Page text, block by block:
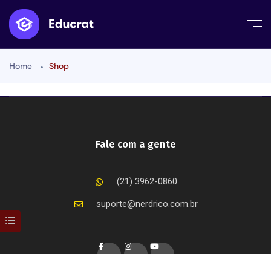
Home Shop
Fale com a gente
(21) 3962-0860
suporte@nerdrico.com.br